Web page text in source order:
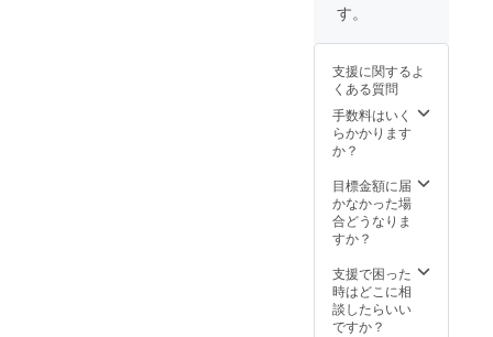
になっ
ます。
ご利用
可能期
間:2022
年1月4
2022年
3月31日
す。
支援に関するよ
くある質問
手数料はいく
らかかります
か？
目標金額に届
かなかった場
合どうなりま
すか？
支援で困った
時はどこに相
談したらいい
ですか？